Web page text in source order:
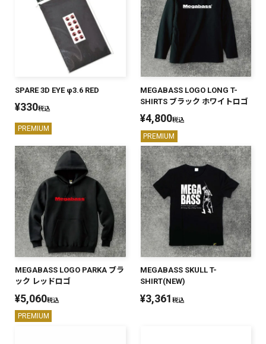
SPARE 3D EYE φ3.6 RED
¥330税込
PREMIUM
MEGABASS LOGO LONG T-
SHIRTS ブラック ホワイトロゴ
¥4,800税込
PREMIUM
MEGABASS LOGO PARKA ブラ
ック レッドロゴ
¥5,060税込
PREMIUM
MEGABASS SKULL T-
SHIRT(NEW)
¥3,361税込